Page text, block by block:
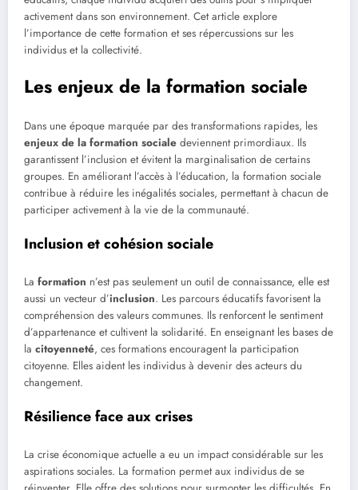
activement dans son environnement. Cet article explore
l’importance de cette formation et ses répercussions sur les
individus et la collectivité.
Les enjeux de la formation sociale
Dans une époque marquée par des transformations rapides, les
enjeux de la formation sociale deviennent primordiaux. Ils
garantissent l’inclusion et évitent la marginalisation de certains
groupes. En améliorant l’accès à l’éducation, la formation sociale
contribue à réduire les inégalités sociales, permettant à chacun de
participer activement à la vie de la communauté.
Inclusion et cohésion sociale
La formation n’est pas seulement un outil de connaissance, elle est
aussi un vecteur d’inclusion. Les parcours éducatifs favorisent la
compréhension des valeurs communes. Ils renforcent le sentiment
d’appartenance et cultivent la solidarité. En enseignant les bases de
la citoyenneté, ces formations encouragent la participation
citoyenne. Elles aident les individus à devenir des acteurs du
changement.
Résilience face aux crises
La crise économique actuelle a eu un impact considérable sur les
aspirations sociales. La formation permet aux individus de se